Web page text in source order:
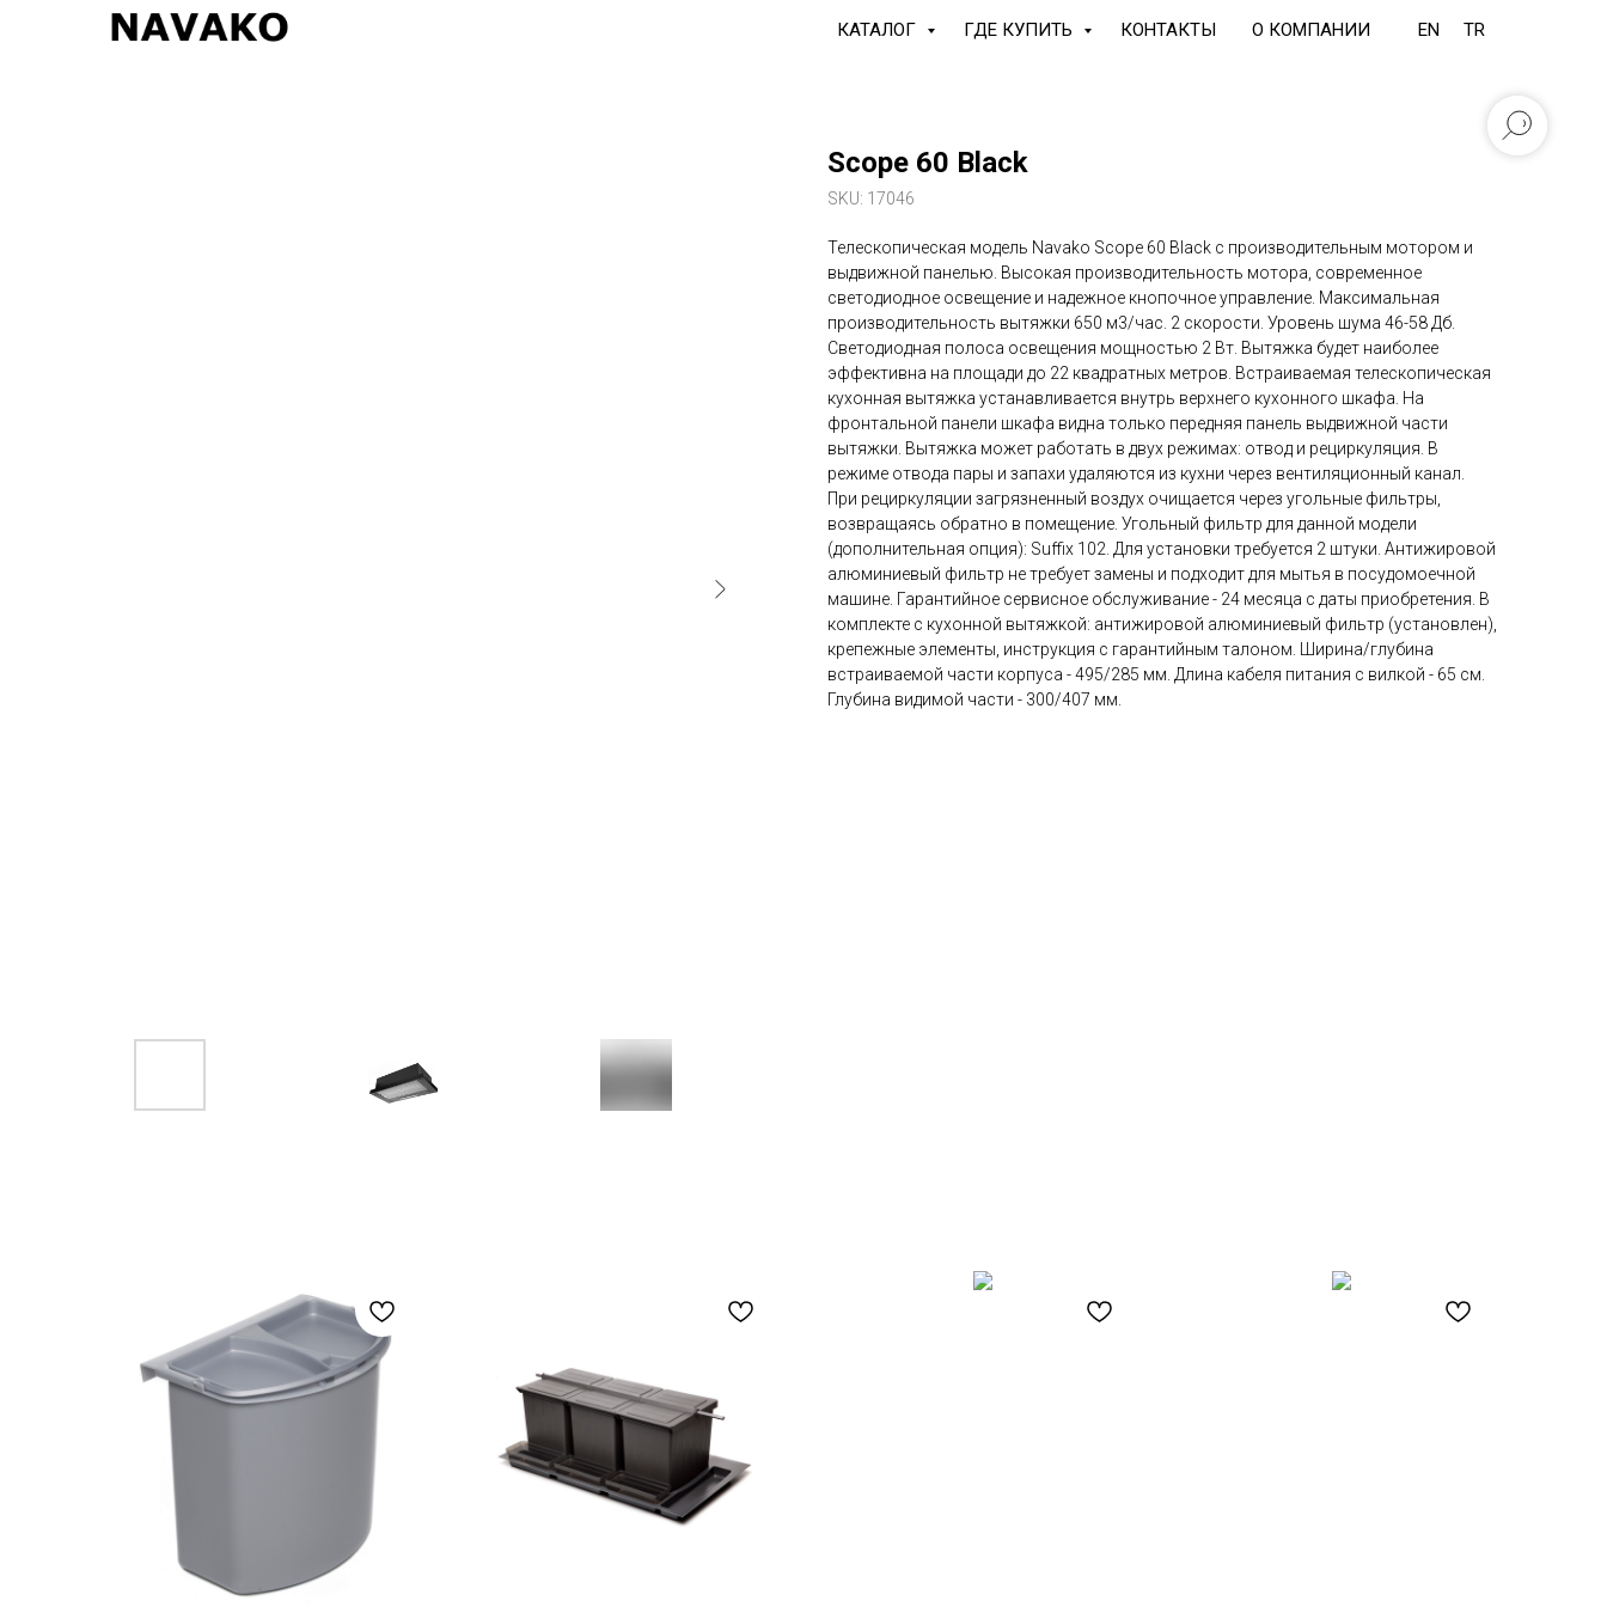
КАТАЛОГ ГДЕ КУПИТЬ КОНТАКТЫ О КОМПАНИИ EN TR
Scope 60 Black
SKU: 17046
Телескопическая модель Navako Scope 60 Black с производительным мотором и
выдвижной панелью. Высокая производительность мотора, современное
светодиодное освещение и надежное кнопочное управление. Максимальная
производительность вытяжки 650 м3/час. 2 скорости. Уровень шума 46-58 Дб.
Светодиодная полоса освещения мощностью 2 Вт. Вытяжка будет наиболее
эффективна на площади до 22 квадратных метров. Встраиваемая телескопическая
кухонная вытяжка устанавливается внутрь верхнего кухонного шкафа. На
фронтальной панели шкафа видна только передняя панель выдвижной части
вытяжки. Вытяжка может работать в двух режимах: отвод и рециркуляция. В
режиме отвода пары и запахи удаляются из кухни через вентиляционный канал.
При рециркуляции загрязненный воздух очищается через угольные фильтры,
возвращаясь обратно в помещение. Угольный фильтр для данной модели
(дополнительная опция): Suffix 102. Для установки требуется 2 штуки. Антижировой
алюминиевый фильтр не требует замены и подходит для мытья в посудомоечной
машине. Гарантийное сервисное обслуживание - 24 месяца с даты приобретения. В
комплекте с кухонной вытяжкой: антижировой алюминиевый фильтр (установлен),
крепежные элементы, инструкция c гарантийным талоном. Ширина/глубина
встраиваемой части корпуса - 495/285 мм. Длина кабеля питания с вилкой - 65 см.
Глубина видимой части - 300/407 мм.